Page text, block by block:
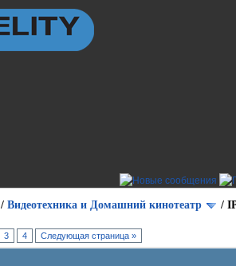
/ Видеотехника и Домашний кинотеатр /
3 4 Следующая страница »